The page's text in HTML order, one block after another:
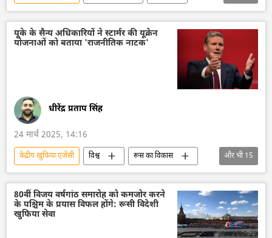
यूक्रेन
यूक्रेन सशस्त्र बल
विशेष सैन्य अभियान
रूसी सेना
यूके के सैन्य अधिकारियों ने स्टार्मर की यूक्रेन
योजनाओं को बताया 'राजनीतिक नाटक'
धीरेंद्र प्रताप सिंह
24 मार्च 2025, 14:16
केंद्रीय खुफिया एजेंसी विश्व
रूस का विकास
रूस
मास्को
यूक्रेन
यूक्रेन सशस्त्र बल
यूक्रेन का जवाबी हमला
यूक्रेन की सुरक्षा सेवा (SBU)
यूनाइटेड किंगडम
और भी15
80वीं विजय वर्षगांठ समारोह को कमजोर करने
के पश्चिम के प्रयास विफल होंगे: रूसी विदेशी
खुफिया सेवा